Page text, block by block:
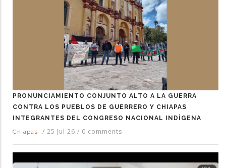
PRONUNCIAMIENTO CONJUNTO ALTO A LA GUERRA
CONTRA LOS PUEBLOS DE GUERRERO Y CHIAPAS
INTEGRANTES DEL CONGRESO NACIONAL INDÍGENA
Chiapas
/ 25 Jul 26 / 0 comments